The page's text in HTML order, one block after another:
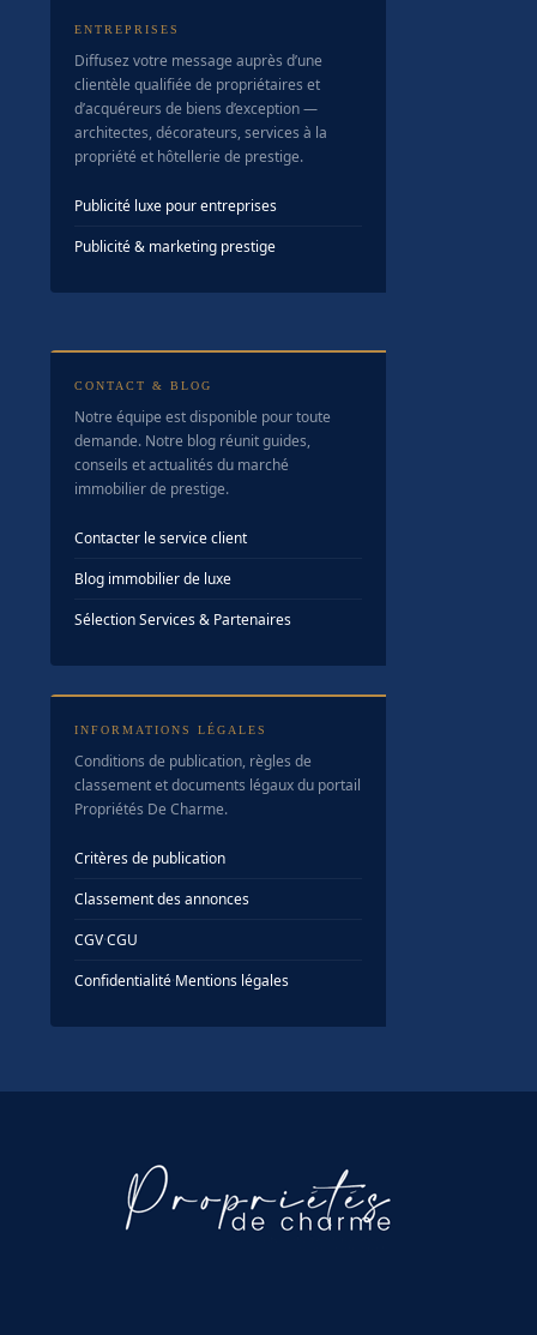
ENTREPRISES
Diffusez votre message auprès d’une
clientèle qualifiée de propriétaires et
d’acquéreurs de biens d’exception —
architectes, décorateurs, services à la
propriété et hôtellerie de prestige.
Publicité luxe pour entreprises
Publicité & marketing prestige
CONTACT & BLOG
Notre équipe est disponible pour toute
demande. Notre blog réunit guides,
conseils et actualités du marché
immobilier de prestige.
Contacter le service client
Blog immobilier de luxe
Sélection Services & Partenaires
INFORMATIONS LÉGALES
Conditions de publication, règles de
classement et documents légaux du portail
Propriétés De Charme.
Critères de publication
Classement des annonces
CGV·CGU
Confidentialité·Mentions légales